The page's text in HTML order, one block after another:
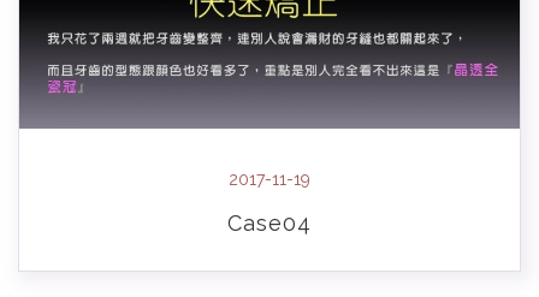
2017-11-19
Case04